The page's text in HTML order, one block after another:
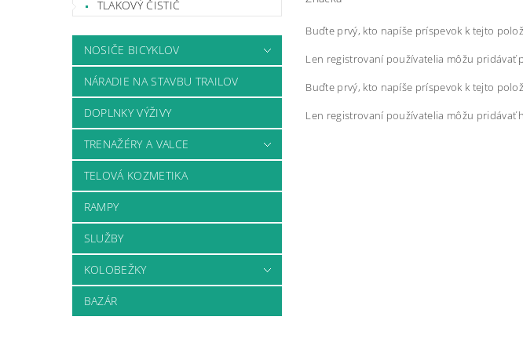
TLAKOVÝ ČISTIČ
NOSIČE BICYKLOV
NÁRADIE NA STAVBU TRAILOV
DOPLNKY VÝŽIVY
TRENAŽÉRY A VALCE
TELOVÁ KOZMETIKA
RAMPY
SLUŽBY
KOLOBEŽKY
BAZÁR
Buďte prvý, kto napíše príspevok k tejto
Len registrovaní používatelia môžu pridávať
Buďte prvý, kto napíše príspevok k tejto
Len registrovaní používatelia môžu pridávať